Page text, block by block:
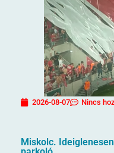
2026-08-07 Nincs
Miskolc.